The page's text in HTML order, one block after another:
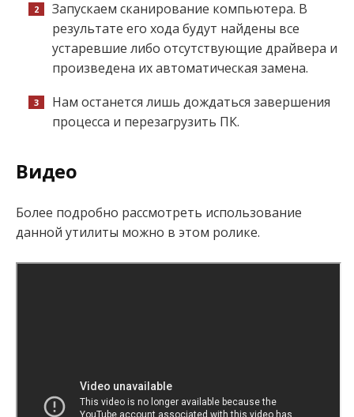
Запускаем сканирование компьютера. В
результате его хода будут найдены все
устаревшие либо отсутствующие драйвера и
произведена их автоматическая замена.
Нам останется лишь дождаться завершения
процесса и перезагрузить ПК.
Видео
Более подробно рассмотреть использование
данной утилиты можно в этом ролике.